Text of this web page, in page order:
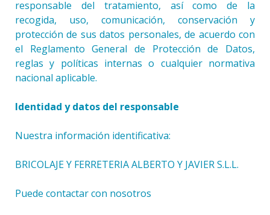
responsable del tratamiento, así como de la
recogida, uso, comunicación, conservación y
protección de sus datos personales, de acuerdo con
el Reglamento General de Protección de Datos,
reglas y políticas internas o cualquier normativa
nacional aplicable.
Identidad y datos del responsable
Nuestra información identificativa:
BRICOLAJE Y FERRETERIA ALBERTO Y JAVIER S.L.L.
Puede contactar con nosotros